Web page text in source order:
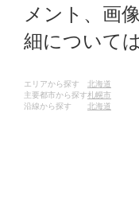
メント、画
細について
エリアから探す
北海道
主要都市から探す札幌市
沿線から探す
北海道